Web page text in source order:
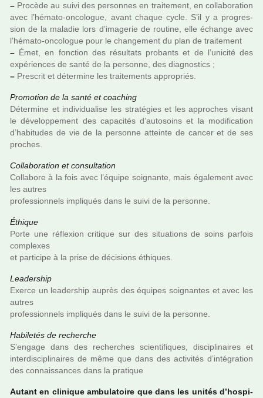
– Procède au suivi des per­son­nes en trai­te­ment, en col­la­bo­ra­tion
avec l’hémato-onco­lo­gue, avant chaque cycle. S’il y a pro­gres­
sion de la mala­die lors d’ima­ge­rie de rou­tine, elle échange avec
l’hémato-onco­lo­gue pour le chan­ge­ment du plan de trai­te­ment
– Émet, en fonc­tion des résul­tats pro­bants et de l’uni­cité des
expé­rien­ces de santé de la per­sonne, des diag­nos­tics ;
– Prescrit et déter­mine les trai­te­ments appro­priés.
Promotion de la santé et coa­ching
Détermine et indi­vi­dua­lise les stra­té­gies et les appro­ches visant
le déve­lop­pe­ment des capa­ci­tés d’auto­soins et la modi­fi­ca­tion
d’habi­tu­des de vie de la per­sonne atteinte de cancer et de ses
pro­ches.
Collaboration et consul­ta­tion
Collabore à la fois avec l’équipe soi­gnante, mais également avec
les autres
pro­fes­sion­nels impli­qués dans le suivi de la per­sonne.
Éthique
Porte une réflexion cri­ti­que sur des situa­tions de soins par­fois
com­plexes
et par­ti­cipe à la prise de déci­sions éthiques.
Leadership
Exerce un lea­der­ship auprès des équipes soi­gnan­tes et avec les
autres
pro­fes­sion­nels impli­qués dans le suivi de la per­sonne.
Habiletés de recher­che
S’engage dans des recher­ches scien­ti­fi­ques, dis­ci­pli­nai­res et
inter­dis­ci­pli­nai­res de même que dans des acti­vi­tés d’inté­gra­tion
des connais­san­ces dans la pra­ti­que
Autant en cli­ni­que ambu­la­toire que dans les unités d’hos­pi­